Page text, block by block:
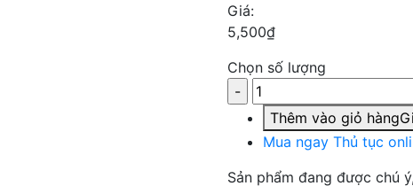
Giá:
5,500₫
Chọn số lượng
Thêm vào giỏ hàng
Mua ngay Thủ tục
Sản phẩm đang được chú ý